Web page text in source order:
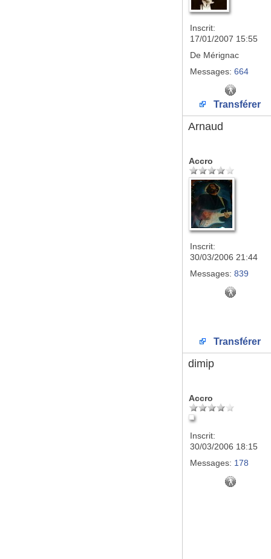
Inscrit:
17/01/2007 15:55
De Mérignac
Messages: 664
Transférer
Arnaud
Accro
Inscrit:
30/03/2006 21:44
Messages: 839
Transférer
dimip
Accro
Inscrit:
30/03/2006 18:15
Messages: 178